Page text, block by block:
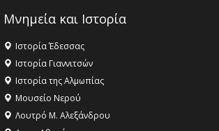
Μνημεία και Ιστορία
Ιστορία Έδεσσας
Ιστορία Γιαννιτσών
Ιστορία της Αλμωπίας
Μουσείο Νερού
Λουτρό Μ. Αλεξάνδρου